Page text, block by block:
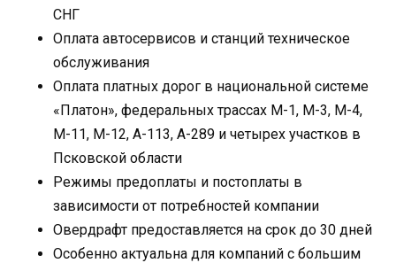
СНГ
Оплата автосервисов и станций техническое
обслуживания
Оплата платных дорог в национальной системе
«Платон», федеральных трассах М-1, М-3, М-4,
М-11, М-12, А-113, А-289 и четырех участков в
Псковской области
Режимы предоплаты и постоплаты в
зависимости от потребностей компании
Овердрафт предоставляется на срок до 30 дней
Особенно актуальна для компаний с большим